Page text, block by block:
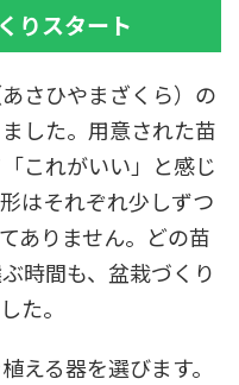
りスタート
さひやまざくら）の
した。用意された苗
これがいい」と感じ
はそれぞれ少しずつ
ありません。どの苗
時間も、盆栽づくり
た。
える器を選びます。